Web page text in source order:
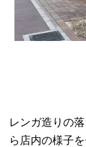
レンガ造りの
ら店内の様子